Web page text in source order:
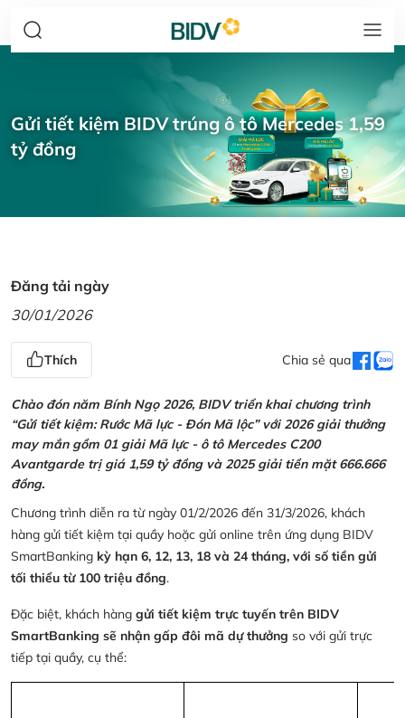
Gửi tiết kiệm BIDV trúng ô tô Mercedes 1,59
tỷ đồng
Đăng tải ngày
30/01/2026
Thích Chia sẻ qua
Chào đón năm Bính Ngọ 2026, BIDV triển khai chương trình
“Gửi tiết kiệm: Rước Mã lực - Đón Mã lộc” với 2026 giải thưởng
may mắn gồm 01 giải Mã lực - ô tô Mercedes C200
Avantgarde trị giá 1,59 tỷ đồng và 2025 giải tiền mặt 666.666
đồng.
Chương trình diễn ra từ ngày 01/2/2026 đến 31/3/2026, khách
hàng gửi tiết kiệm tại quầy hoặc gửi online trên ứng dụng BIDV
SmartBanking kỳ hạn 6, 12, 13, 18 và 24 tháng, với số tiền gửi
tối thiểu từ 100 triệu đồng.
Đặc biệt, khách hàng gửi tiết kiệm trực tuyến trên BIDV
SmartBanking sẽ nhận gấp đôi mã dự thưởng so với gửi trực
tiếp tại quầy, cụ thể: